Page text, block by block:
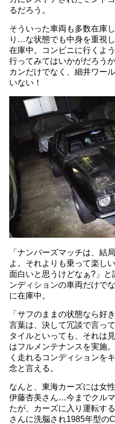
るだろう。
そういった車両も多数在庫
り…な状態でも中身を重視
在庫中。コンビニに行くよ
行ってみてはいかがだろう
カンだけでなく、細井ワー
いない！
「ナンバーズマッチは、結
よ。それよりも乗って楽し
面白いと思うけどなぁ?」と
ンディションの車両だけで
に在庫中。
「サフのままの状態なら好
言葉は、決して冗談で言っ
タイルといっても、それは
はフルメンテナンスを実施
く走れるコンディションを
念と言える。
なんと、東海カーズには女
伊藤杏美さん…今までクル
たが、カーズに入り運転す
さんに洗脳され1985年型の